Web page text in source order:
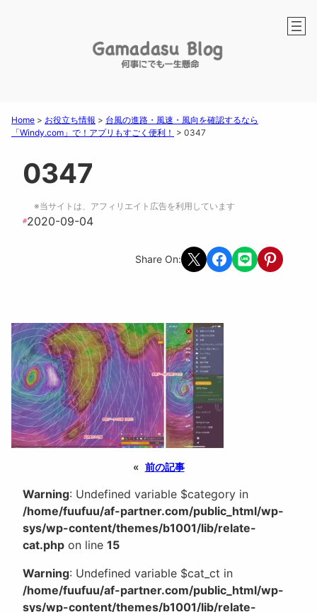
Home > お役立ち情報 > 台風の進路・風速・風向を確認するなら
「Windy.com」で！アプリもすごく便利！ > 0347
0347
※当サイトは、アフィリエイト広告を利用しています
#2020-09-04
Share On: Share on X Share on Facebook
Share on LINEShare on
« 前の記事
Warning: Undefined variable $category in
/home/fuufuu/af-partner.com/public_html/wp-
sys/wp-content/themes/b1001/lib/relate-
cat.php on line 15
Warning: Undefined variable $cat_ct in
/home/fuufuu/af-partner.com/public_html/wp-
sys/wp-content/themes/b1001/lib/relate-